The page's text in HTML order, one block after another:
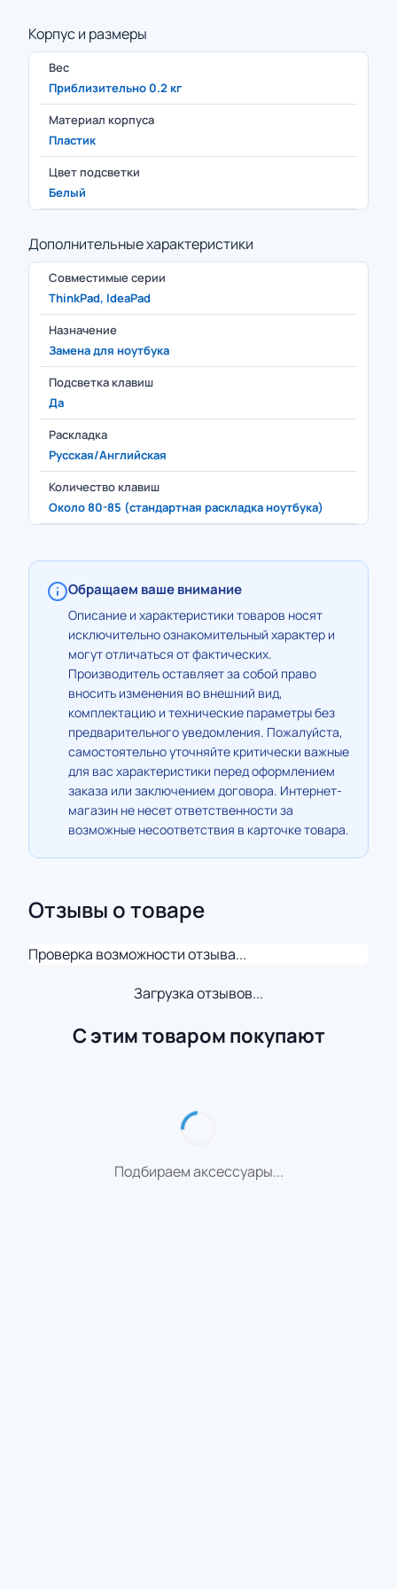
Корпус и размеры
Вес
Приблизительно 0.2 кг
Материал корпуса
Пластик
Цвет подсветки
Белый
Дополнительные характеристики
Совместимые серии
ThinkPad, IdeaPad
Назначение
Замена для ноутбука
Подсветка клавиш
Да
Раскладка
Русская/Английская
Количество клавиш
Около 80-85 (стандартная раскладка ноутбука)
Обращаем ваше внимание
Описание и характеристики товаров носят
исключительно ознакомительный характер и
могут отличаться от фактических.
Производитель оставляет за собой право
вносить изменения во внешний вид,
комплектацию и технические параметры без
предварительного уведомления. Пожалуйста,
самостоятельно уточняйте критически важные
для вас характеристики перед оформлением
заказа или заключением договора. Интернет-
магазин не несет ответственности за
возможные несоответствия в карточке товара.
Отзывы о товаре
Проверка возможности отзыва...
Загрузка отзывов...
С этим товаром покупают
Подбираем аксессуары...